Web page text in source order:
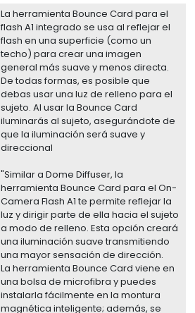
La herramienta Bounce Card para el
flash A1 integrado se usa al reflejar el
flash en una superficie (como un
techo) para crear una imagen
general más suave y menos directa.
De todas formas, es posible que
debas usar una luz de relleno para el
sujeto. Al usar la Bounce Card
iluminarás al sujeto, asegurándote de
que la iluminación será suave y
direccional
"Similar a Dome Diffuser, la
herramienta Bounce Card para el On-
Camera Flash A1 te permite reflejar la
luz y dirigir parte de ella hacia el sujeto
a modo de relleno. Esta opción creará
una iluminación suave transmitiendo
una mayor sensación de dirección.
La herramienta Bounce Card viene en
una bolsa de microfibra y puedes
instalarla fácilmente en la montura
magnética inteligente; además, se